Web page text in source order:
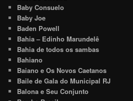
Baby Consuelo
Baby Joe
Baden Powell
Bahia – Edinho Marundelê
Bahia de todos os sambas
Bahiano
Baiano e Os Novos Caetanos
Baile de Gala do Municipal RJ
Balona e Seu Conjunto